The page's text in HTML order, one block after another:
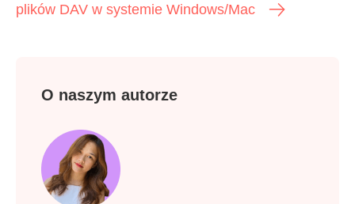
plików DAV w systemie Windows/Mac
O naszym autorze